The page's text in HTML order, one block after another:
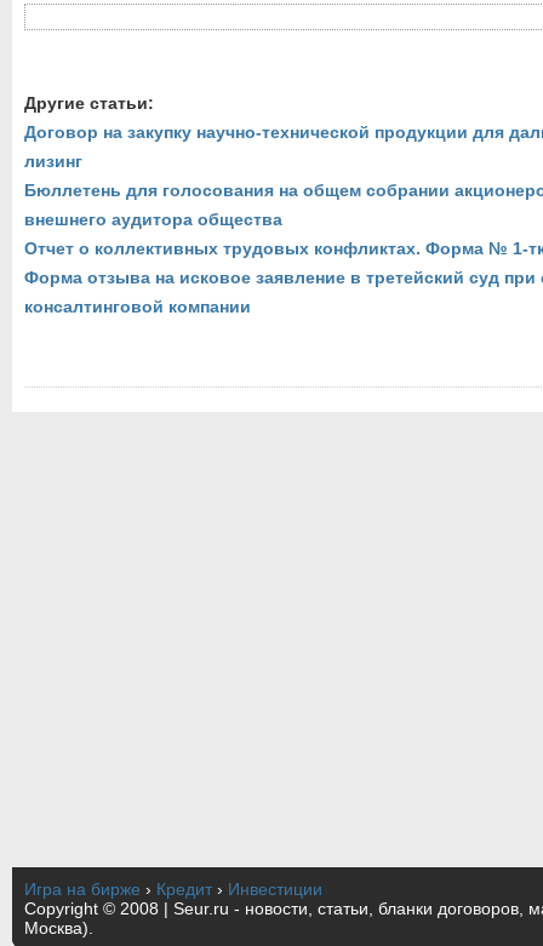
Другие статьи:
Договор на закупку научно-технической продукции для
лизинг
Бюллетень для голосования на общем собрании
внешнего аудитора общества
Отчет о коллективных трудовых конфликтах. Форма № 1-
Форма отзыва на исковое заявление в третейский суд
консалтинговой компании
Игра на бирже › Кредит › Инвестиции
Copyright © 2008 | Seur.ru - новости, статьи, бланки договоров,
Москва).